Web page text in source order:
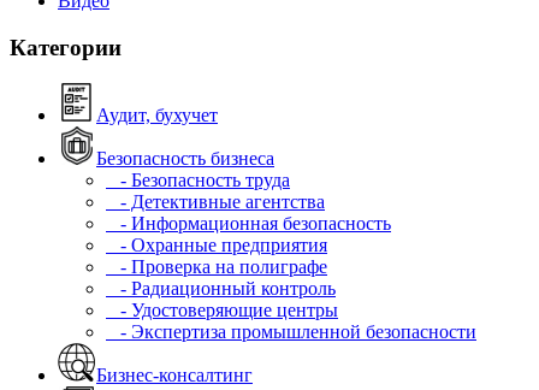
Категории
Аудит, бухучет
Безопасность бизнеса
- Безопасность труда
- Детективные агентства
- Информационная безопасность
- Охранные предприятия
- Проверка на полиграфе
- Радиационный контроль
- Удостоверяющие центры
- Экспертиза промышленной безопасности
Бизнес-консалтинг